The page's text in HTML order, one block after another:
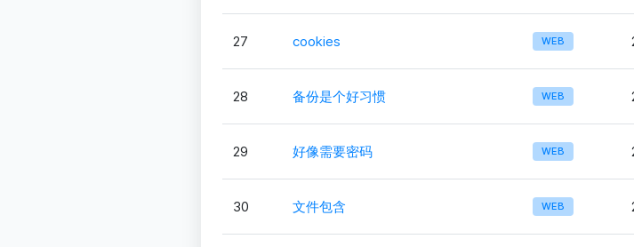
27 cookies WEB
28 备份是个好习惯 WEB
29 好像需要密码 WEB
30 文件包含 WEB